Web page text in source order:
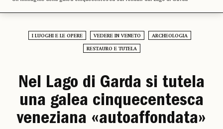
I LUOGHI E LE OPERE VEDERE IN VENETO ARCHEOLOGIA
RESTAURO E TUTELA
Nel Lago di Garda si tutela
una galea cinquecentesca
veneziana «autoaffondata»